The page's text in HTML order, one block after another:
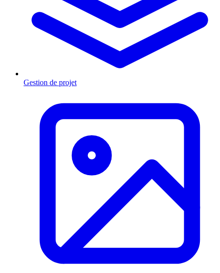
Gestion de projet